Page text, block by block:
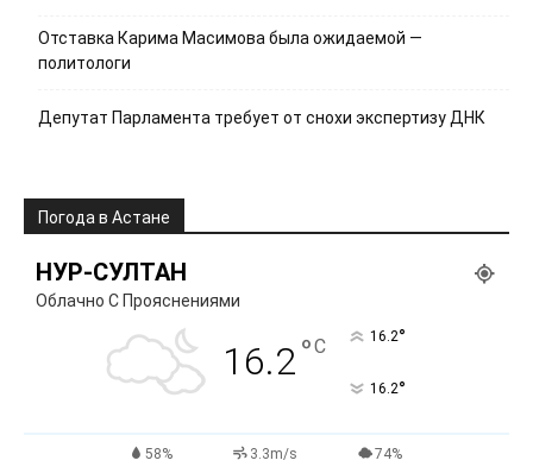
Отставка Карима Масимова была ожидаемой —
политологи
Депутат Парламента требует от снохи экспертизу ДНК
Погода в Астане
НУР-СУЛТАН
Облачно С Прояснениями
16.2°C 16.2°
16.2°
58% 3.3m/s 74%